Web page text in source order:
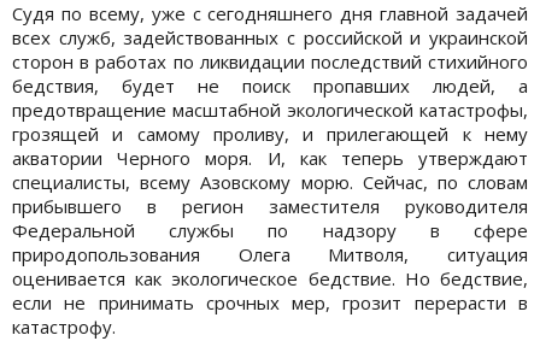
Судя по всему, уже с сегодняшнего дня главной задачей
всех служб, задействованных с российской и украинской
сторон в работах по ликвидации последствий стихийного
бедствия, будет не поиск пропавших людей, а
предотвращение масштабной экологической катастрофы,
грозящей и самому проливу, и прилегающей к нему
акватории Черного моря. И, как теперь утверждают
специалисты, всему Азовскому морю. Сейчас, по словам
прибывшего в регион заместителя руководителя
Федеральной службы по надзору в сфере
природопользования Олега Митволя, ситуация
оценивается как экологическое бедствие. Но бедствие,
если не принимать срочных мер, грозит перерасти в
катастрофу.